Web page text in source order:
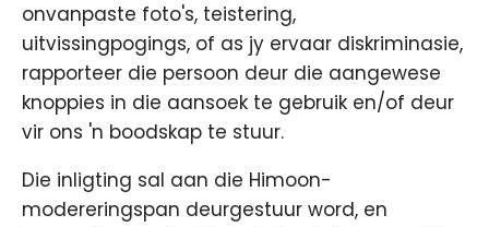
onvanpaste foto's, teistering,
uitvissingpogings, of as jy ervaar diskriminasie,
rapporteer die persoon deur die aangewese
knoppies in die aansoek te gebruik en/of deur
vir ons 'n boodskap te stuur.
Die inligting sal aan die Himoon-
modereringspan deurgestuur word, en